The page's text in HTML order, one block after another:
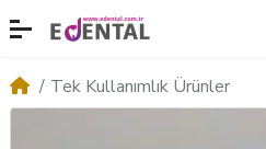
Tek Kullanımlık Ürünler